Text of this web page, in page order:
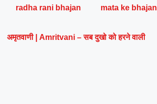
radha rani bhajan mata ke bhajan
अमृतवाणी | Amritvani – सब दुखो को हरने वाली